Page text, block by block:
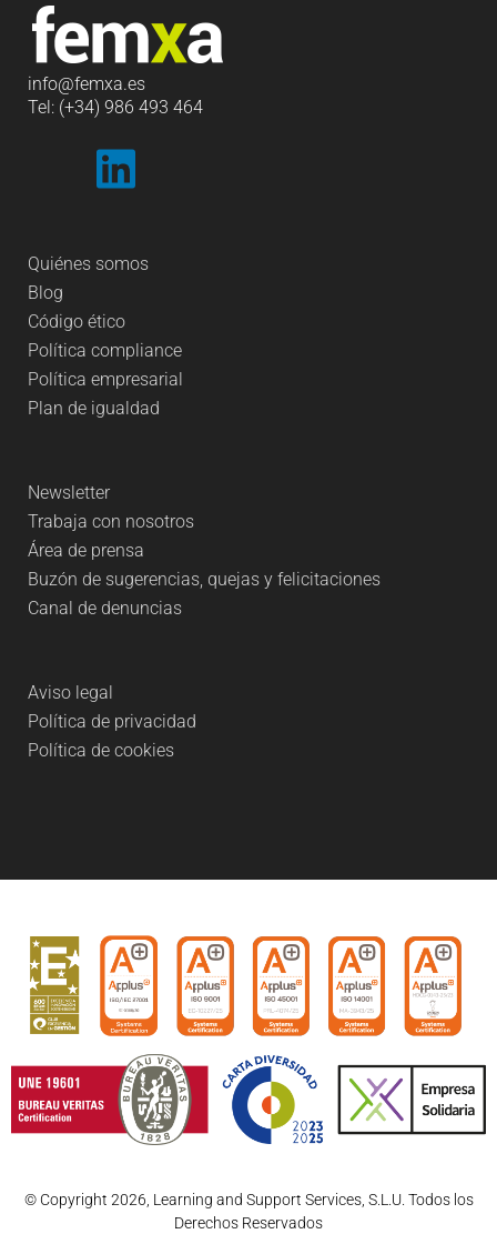
info@femxa.es
Tel: (+34) 986 493 464
Quiénes somos
Blog
Código ético
Política compliance
Política empresarial
Plan de igualdad
Newsletter
Trabaja con nosotros
Área de prensa
Buzón de sugerencias, quejas y felicitaciones
Canal de denuncias
Aviso legal
Política de privacidad
Política de cookies
© Copyright 2026, Learning and Support Services, S.L.U. Todos los
Derechos Reservados